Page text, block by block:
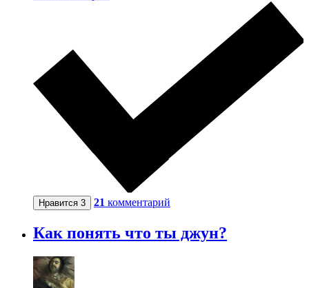
Нравится 3 21 комментарий
Как понять что ты джун?